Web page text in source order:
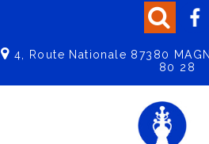
4, Route Nationale 87380
80 28